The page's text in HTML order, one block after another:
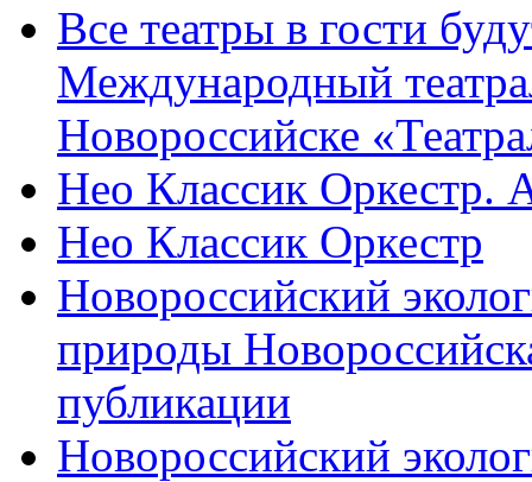
Все театры в гости
Международный
Новороссийске
Нео Классик Оркестр.
Нео Классик Оркестр
Новороссийский
природы
публикации
Новороссийский